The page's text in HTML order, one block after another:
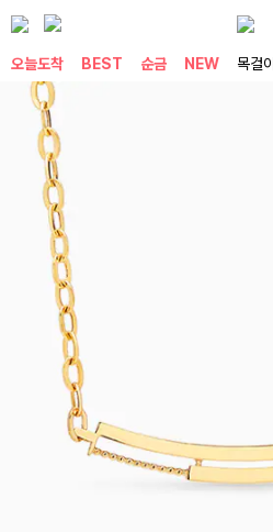
오늘도착 BEST 순금 NEW 목걸이